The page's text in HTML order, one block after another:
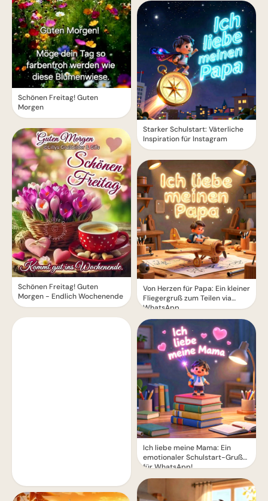
Schönen Freitag! Guten
Morgen
Schönen Freitag! Guten
Morgen - Endlich Wochenende
Starker Schulstart: Väterliche
Inspiration für Instagram
Von Herzen für Papa: Ein kleiner
Fliegergruß zum Teilen via
WhatsApp
Ich liebe meine Mama: Ein
emotionaler Schulstart-Gruß
für WhatsApp!